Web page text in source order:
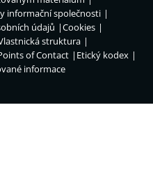
informační společnosti
údajů
Cookies
struktura
of Contact
Etický kodex
informace